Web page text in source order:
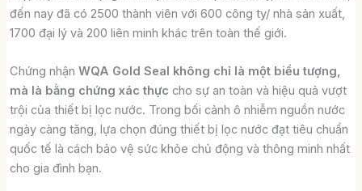
đến nay đã có 2500 thành viên với 600 công ty/ nhà sản xuất,
1700 đại lý và 200 liên minh khác trên toàn thế giới.
Chứng nhậnWQA Gold Seal không chỉ là một biểu tượng,
mà là bằng chứng xác thực cho sự an toàn và hiệu quả vượt
trội của thiết bị lọc nước. Trong bối cảnh ô nhiễm nguồn nước
ngày càng tăng, lựa chọn đúng thiết bị lọc nước đạt tiêu chuẩn
quốc tế là cách bảo vệ sức khỏe chủ động và thông minh nhất
cho gia đình bạn.